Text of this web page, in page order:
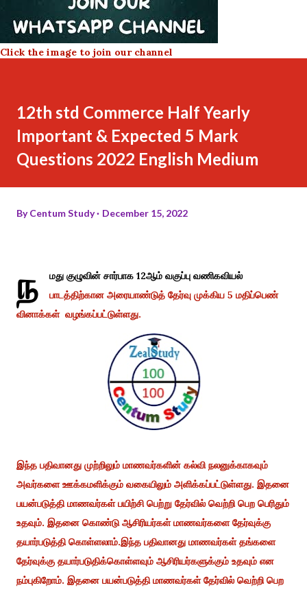
Click the image to join our channel
12th std Commerce Half Yearly
Important & Expected 5 Mark
Questions 2022 English Medium
ByCentum Study December 15, 2022
ந
மது குழுவின் சார்பாக 12ஆம் வகுப்பு வணிகவியல்
பாடத்திற்கான அரையாண்டுத் தேர்வு முக்கிய 5 மதிப்பெண்
வினாக்கள் வழங்கப்பட்டுள்ளது.
இந்த பதிவானது முற்றிலும் மாணவர்களின் கல்வி நலனுக்காகவும்
அவர்களை ஊக்கமளிக்கும் வகையிலும் அளிக்கப்பட்டுள்ளது. இதனை
பயன்படுத்தி மாணவர்கள் பயிற்சி பெற்று தேர்வில் வெற்றி பெற பெரிதும்
உதவும். இதனை கொண்டு ஆசிரியர்கள் மாணவர்களை தேர்வுக்கு
தயார்படுத்தி கொள்ளலாம்.இந்த பதிவானது மாணவர்கள் தங்களை
தேர்வுக்கு தயார்படுதிக்கொள்ளவும் ஆசிரியர்களுக்கும் உதவும் என
நம்புகிறோம். இதனை பயன்படுத்தி மாணவர்கள் தேர்வில் வெற்றி பெற